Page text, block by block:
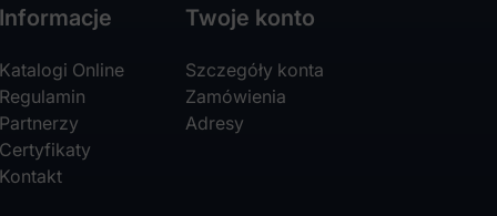
Informacje
Katalogi Online
Regulamin
Partnerzy
Certyfikaty
Kontakt
Twoje konto
Szczegóły konta
Zamówienia
Adresy